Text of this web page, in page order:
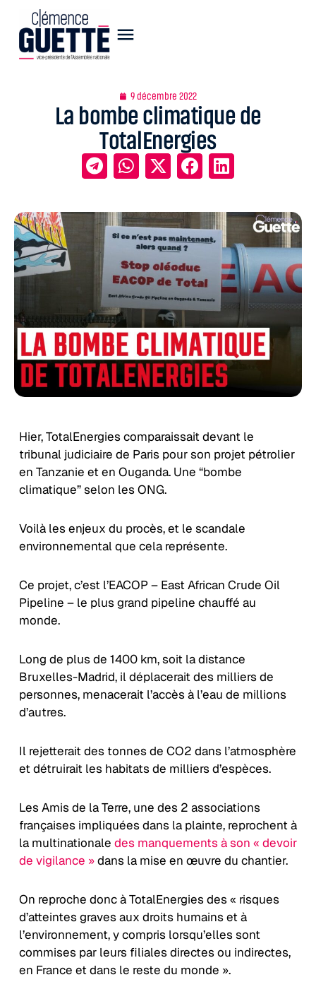
9 décembre 2022
La bombe climatique de
TotalEnergies
Hier, TotalEnergies comparaissait devant le
tribunal judiciaire de Paris pour son projet pétrolier
en Tanzanie et en Ouganda. Une “bombe
climatique” selon les ONG.
Voilà les enjeux du procès, et le scandale
environnemental que cela représente.
Ce projet, c’est l’EACOP – East African Crude Oil
Pipeline – le plus grand pipeline chauffé au
monde.
Long de plus de 1400 km, soit la distance
Bruxelles-Madrid, il déplacerait des milliers de
personnes, menacerait l’accès à l’eau de millions
d’autres.
Il rejetterait des tonnes de CO2 dans l’atmosphère
et détruirait les habitats de milliers d’espèces.
Les Amis de la Terre, une des 2 associations
françaises impliquées dans la plainte, reprochent à
la multinationale des manquements à son « devoir
de vigilance »dans la mise en œuvre du chantier.
On reproche donc à TotalEnergies des « risques
d’atteintes graves aux droits humains et à
l’environnement, y compris lorsqu’elles sont
commises par leurs filiales directes ou indirectes,
en France et dans le reste du monde ».